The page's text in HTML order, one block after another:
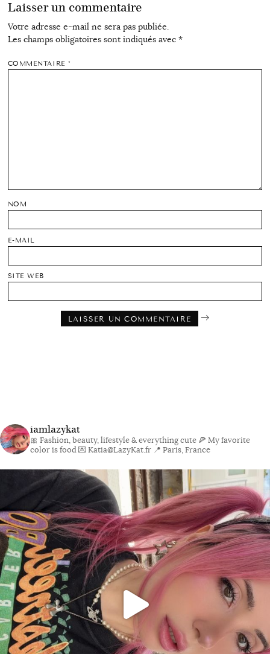
Laisser un commentaire
Votre adresse e-mail ne sera pas publiée.
Les champs obligatoires sont indiqués avec *
COMMENTAIRE*
NOM
E-MAIL
SITE WEB
iamlazykat
🎀 Fashion, beauty, lifestyle & everything cute 🍕 My favorite
color is food💌 Katia@LazyKat.fr 📍 Paris, France